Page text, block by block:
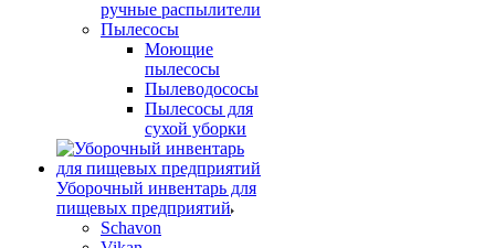
ручные распылители
Пылесосы
Моющие
пылесосы
Пылеводососы
Пылесосы для
сухой уборки
Уборочный инвентарь для
пищевых предприятий
Schavon